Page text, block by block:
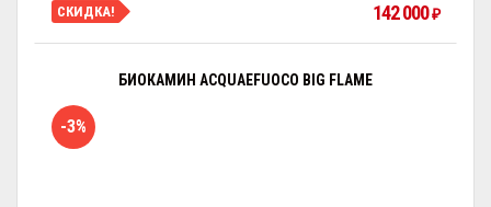
СКИДКА! 142 000₽
БИОКАМИН ACQUAEFUOCO BIG FLAME
-3%